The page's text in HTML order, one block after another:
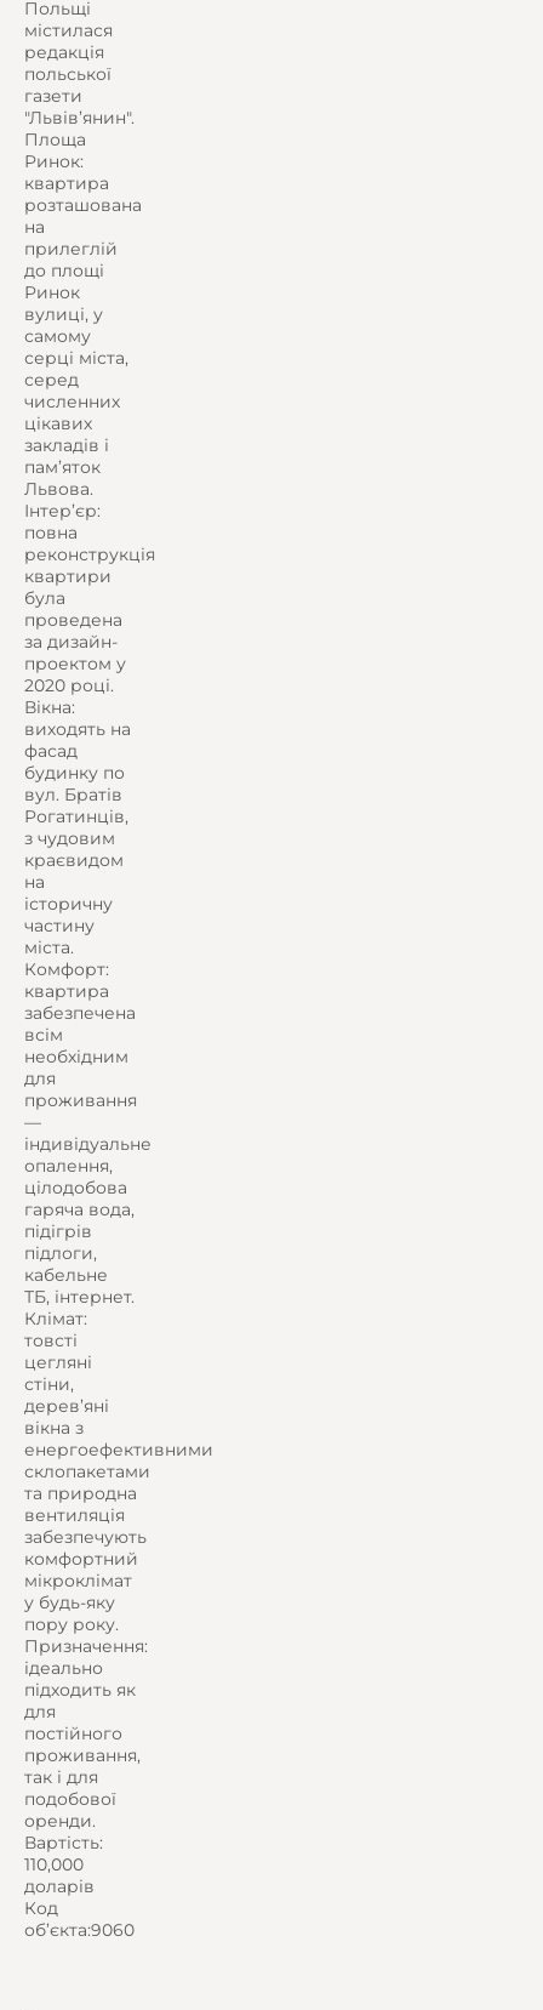
Польщі
містилася
редакція
польської
газети
"Львів’янин".
Площа
Ринок:
квартира
розташована
на
прилеглій
до площі
Ринок
вулиці, у
самому
серці міста,
серед
численних
цікавих
закладів і
пам’яток
Львова.
Інтер’єр:
повна
реконструкція
квартири
була
проведена
за дизайн-
проектом у
2020 році.
Вікна:
виходять на
фасад
будинку по
вул. Братів
Рогатинців,
з чудовим
краєвидом
на
історичну
частину
міста.
Комфорт:
квартира
забезпечена
всім
необхідним
для
проживання
—
індивідуальне
опалення,
цілодобова
гаряча вода,
підігрів
підлоги,
кабельне
ТБ, інтернет.
Клімат:
товсті
цегляні
стіни,
дерев’яні
вікна з
енергоефективними
склопакетами
та природна
вентиляція
забезпечують
комфортний
мікроклімат
у будь-яку
пору року.
Призначення:
ідеально
підходить як
для
постійного
проживання,
так і для
подобової
оренди.
Вартість:
110,000
доларів
Код
об’єкта:9060